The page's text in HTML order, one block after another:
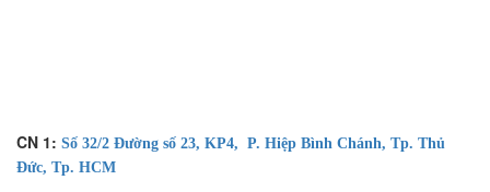
CN 1: Số 32/2 Đường số 23, KP4, P. Hiệp Bình Chánh, Tp. Thủ
Đức, Tp. HCM